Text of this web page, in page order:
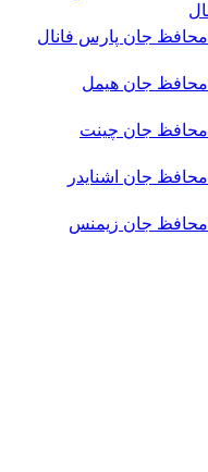
محافظ جان پارس فانال
محافظ جان هیمل
محافظ جان چینت
جان اشنایدر
محافظ جان زیمنس